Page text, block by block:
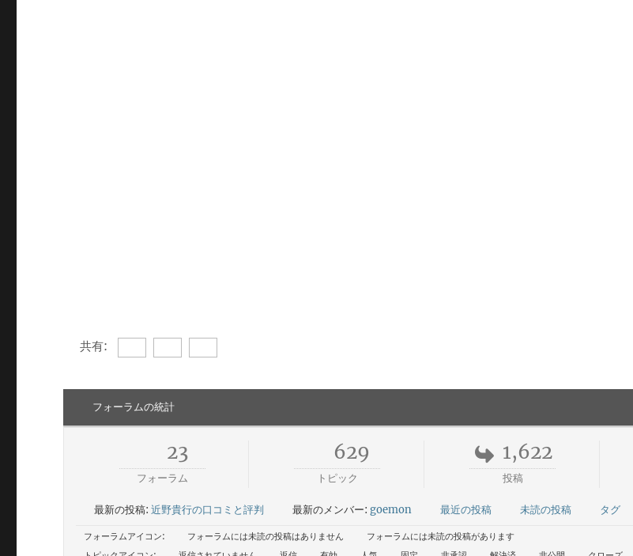
共有:
フォーラムの統計
23
フォーラム
629
トピック
1,622
投稿
最新の投稿:近野貴行の口コミと評判 最新のメンバー:goemon 最近の投稿 未読の投稿 タグ
フォーラムアイコン: フォーラムには未読の投稿はありません
フォーラムには未読の投稿があります